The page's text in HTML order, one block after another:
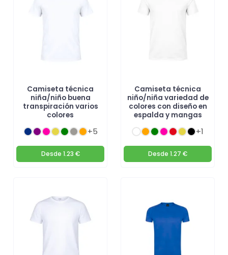
Camiseta técnica
niña/niño buena
transpiración varios
colores
+5
Desde 1.23 €
Camiseta técnica
niño/niña variedad de
colores con diseño en
espalda y mangas
+1
Desde 1.27 €